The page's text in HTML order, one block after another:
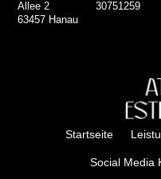
Allee 2
63457 Hanau
30751259
Startseite
Social Media